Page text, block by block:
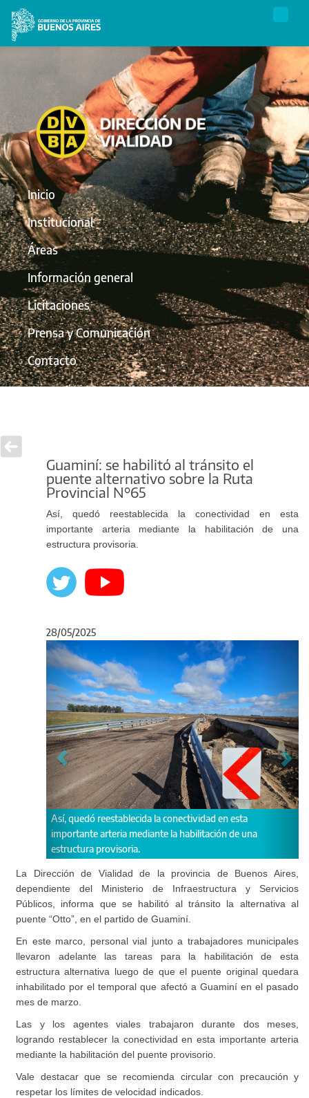
Inicio
Institucional
Áreas
Información general
Licitaciones
Prensa y Comunicación
Contacto
Guaminí: se habilitó al tránsito el
puente alternativo sobre la Ruta
Provincial N°65
Así, quedó reestablecida la conectividad en esta
importante arteria mediante la habilitación de una
estructura provisoria.
28/05/2025
la conectividad en esta
mediante la habilitación de una
Vale destacar que se
respetar los límites de
Anterior
La Dirección de Vialidad de la provincia de Buenos Aires,
dependiente del Ministerio de Infraestructura y Servicios
Públicos, informa que se habilitó al tránsito la alternativa al
puente “Otto”, en el partido de Guaminí.
En este marco, personal vial junto a trabajadores municipales
llevaron adelante las tareas para la habilitación de esta
estructura alternativa luego de que el puente original quedara
inhabilitado por el temporal que afectó a Guaminí en el pasado
mes de marzo.
Las y los agentes viales trabajaron durante dos meses,
logrando restablecer la conectividad en esta importante arteria
mediante la habilitación del puente provisorio.
Vale destacar que se recomienda circular con precaución y
respetar los límites de velocidad indicados.